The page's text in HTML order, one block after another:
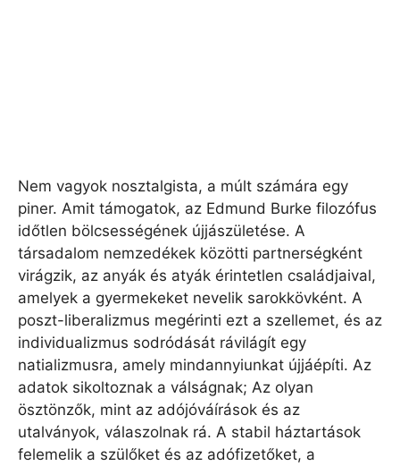
Nem vagyok nosztalgista, a múlt számára egy
piner. Amit támogatok, az Edmund Burke filozófus
időtlen bölcsességének újjászületése. A
társadalom nemzedékek közötti partnerségként
virágzik, az anyák és atyák érintetlen családjaival,
amelyek a gyermekeket nevelik sarokkövként. A
poszt-liberalizmus megérinti ezt a szellemet, és az
individualizmus sodródását rávilágít egy
natializmusra, amely mindannyiunkat újjáépíti. Az
adatok sikoltoznak a válságnak; Az olyan
ösztönzők, mint az adójóváírások és az
utalványok, válaszolnak rá. A stabil háztartások
felemelik a szülőket és az adófizetőket, a